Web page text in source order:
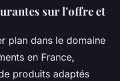
sur l'offre et
plan dans le domaine
en France,
produits adaptés